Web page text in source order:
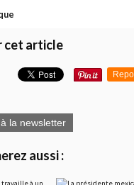
cet article
la newsletter
aussi :